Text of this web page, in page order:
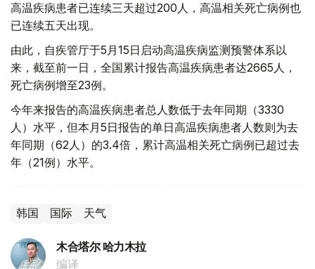
高温疾病患者已连续三天超过200人，高温相关死亡病例也
已连续五天出现。
由此，自疾管厅于5月15日启动高温疾病监测预警体系以
来，截至前一日，全国累计报告高温疾病患者达2665人，
死亡病例增至23例。
今年来报告的高温疾病患者总人数低于去年同期（3330
人）水平，但本月5日报告的单日高温疾病患者人数则为去
年同期（62人）的3.4倍，累计高温相关死亡病例已超过去
年（21例）水平。
韩国 国际 天气
木合塔尔 哈力木拉
编译